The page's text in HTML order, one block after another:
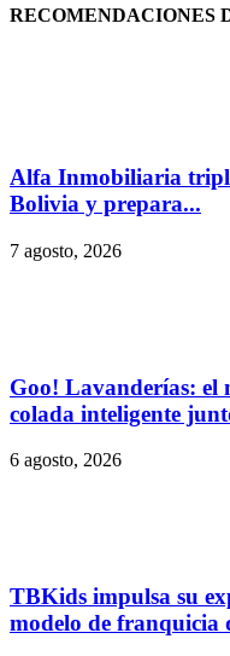
RECOMENDACIONES
Alfa Inmobiliaria
Bolivia y prepara...
7 agosto, 2026
Goo! Lavanderías: el
colada inteligente
6 agosto, 2026
TBKids impulsa su
modelo de franquicia